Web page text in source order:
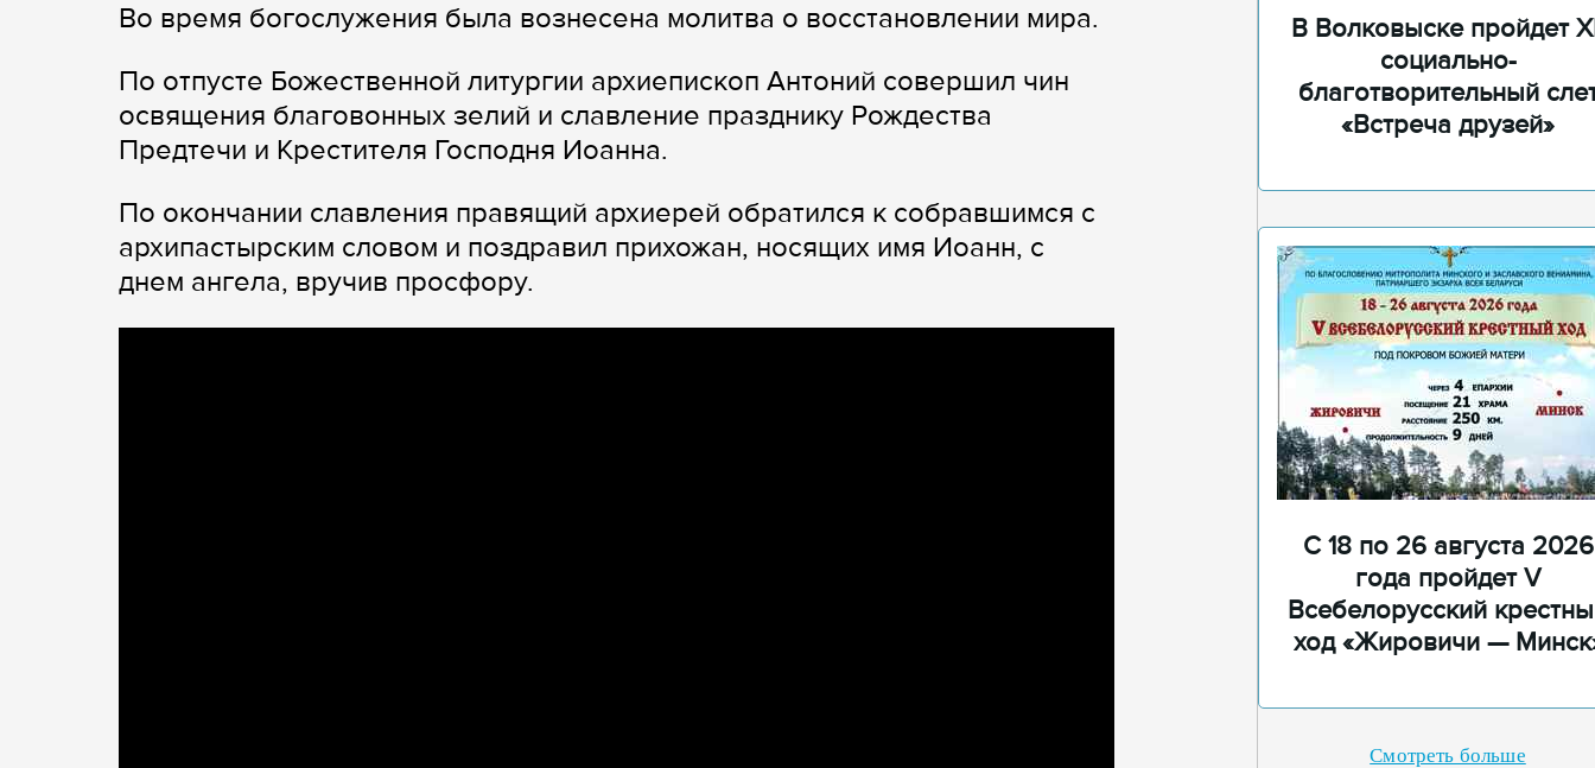
Во время богослужения была вознесена молитва о восстановлении мира.
По отпусте Божественной литургии архиепископ Антоний совершил чин
освящения благовонных зелий и славление празднику Рождества
Предтечи и Крестителя Господня Иоанна.
По окончании славления правящий архиерей обратился к собравшимся с
архипастырским словом и поздравил прихожан, носящих имя Иоанн, с
днем ангела, вручив просфору.
В Волковыске пройдет
социально-
благотворительный
«Встреча друзей»
С 18 по 26 августа 2026
года пройдет V
Всебелорусский
ход «Жировичи —
Смотреть больше